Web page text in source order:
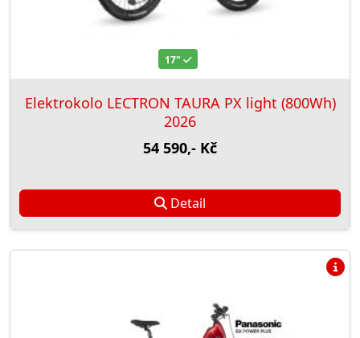
17"
Elektrokolo LECTRON TAURA PX light (800Wh)
2026
54 590,- Kč
Detail